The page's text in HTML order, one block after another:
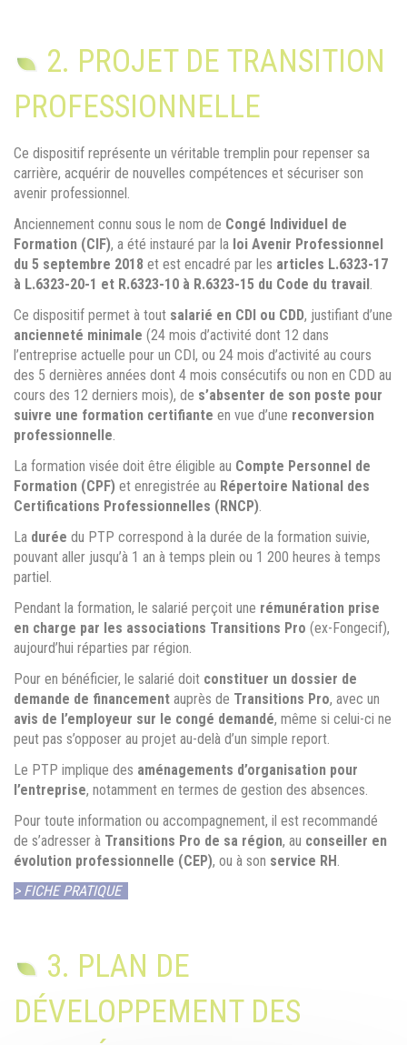
2. PROJET DE TRANSITION
PROFESSIONNELLE
Ce dispositif représente un véritable tremplin pour repenser sa
carrière, acquérir de nouvelles compétences et sécuriser son
avenir professionnel.
Anciennement connu sous le nom de Congé Individuel de
Formation (CIF), a été instauré par la loi Avenir Professionnel
du 5 septembre 2018 et est encadré par les articles L.6323-17
à L.6323-20-1 et R.6323-10 à R.6323-15 du Code du travail.
Ce dispositif permet à tout salarié en CDI ou CDD, justifiant d’une
ancienneté minimale (24 mois d’activité dont 12 dans
l’entreprise actuelle pour un CDI, ou 24 mois d’activité au cours
des 5 dernières années dont 4 mois consécutifs ou non en CDD au
cours des 12 derniers mois), de s’absenter de son poste pour
suivre une formation certifiante en vue d’une reconversion
professionnelle.
La formation visée doit être éligible au Compte Personnel de
Formation (CPF) et enregistrée au Répertoire National des
Certifications Professionnelles (RNCP).
La durée du PTP correspond à la durée de la formation suivie,
pouvant aller jusqu’à 1 an à temps plein ou 1 200 heures à temps
partiel.
Pendant la formation, le salarié perçoit une rémunération prise
en charge par les associations Transitions Pro (ex-Fongecif),
aujourd’hui réparties par région.
Pour en bénéficier, le salarié doit constituer un dossier de
demande de financement auprès de Transitions Pro, avec un
avis de l’employeur sur le congé demandé, même si celui-ci ne
peut pas s’opposer au projet au-delà d’un simple report.
Le PTP implique des aménagements d’organisation pour
l’entreprise, notamment en termes de gestion des absences.
Pour toute information ou accompagnement, il est recommandé
de s’adresser à Transitions Pro de sa région, au conseiller en
évolution professionnelle (CEP), ou à son service RH.
> FICHE PRATIQUE
3. PLAN DE
DÉVELOPPEMENT DES